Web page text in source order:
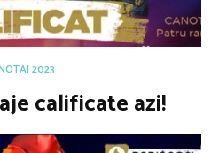
2023
calificate azi!